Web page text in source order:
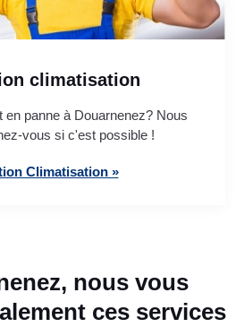
climatisation
en panne à Douarnenez? Nous
vous si c'est possible !
Climatisation »
nous vous
ces services